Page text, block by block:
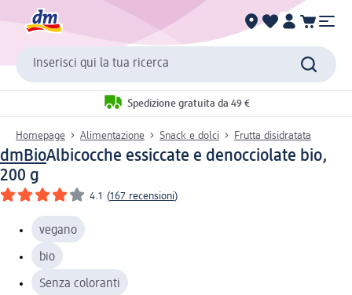
Inserisci qui la tua ricerca
Spedizione gratuita da 49 €
Homepage Alimentazione Snack e dolci Frutta disidratata
dmBioAlbicocche essiccate e denocciolate bio,
200 g
4.1 (167 recensioni)
vegano
bio
Senza coloranti